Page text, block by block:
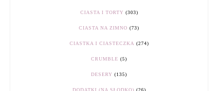
CIASTA I TORTY (303)
CIASTA NA ZIMNO (73)
CIASTKA I CIASTECZKA (274)
CRUMBLE (5)
DESERY (135)
DODATKI (NA SŁODKO) (26)